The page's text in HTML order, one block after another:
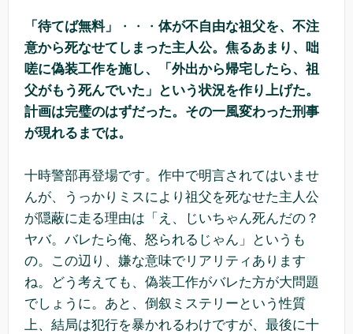
「待てば無料」 ・・・ 体が不自由な祖父を、不注
意から死なせてしまった主人公。焦るあまり、咄
嗟に偽装工作を施し、「外出から帰宅したら、祖
父がもう死んでいた」という状況を作り上げた。
計画は完璧のはずだった。その一風変わった刑事
が現れるまでは。
十時警部再登場です。作中で明言されてはいませ
んが、うっかりミスにより祖父を死なせた主人公
が隠蔽に走る理由は「え、じいちゃん死んだの？
ヤバ。バレたら俺、怒られるじゃん」というも
の。この辺り、嫌な意味でリアリティあります
ね。どう考えても、偽装工作がバレた方が大問題
でしょうに。あと、倒叙ミステリーという性質
上、結局は犯行を暴かれるわけですが、最後に十